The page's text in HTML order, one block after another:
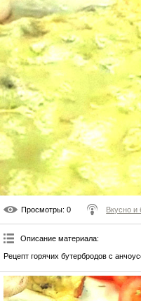
Просмотры: 0 Вкусно и
Описание материала:
Рецепт горячих бутербродов с